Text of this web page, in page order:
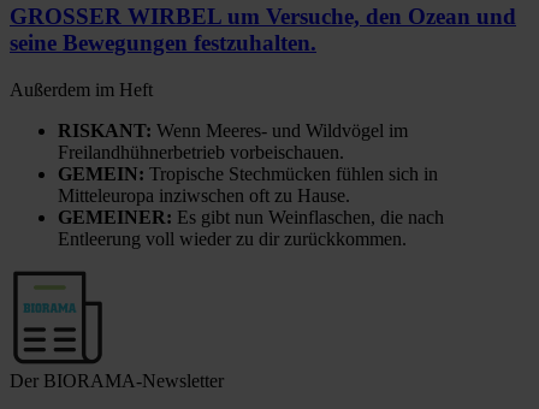
GROSSER WIRBEL um Versuche, den Ozean und
seine Bewegungen festzuhalten.
Außerdem im Heft
RISKANT: Wenn Meeres- und Wildvögel im
Freilandhühnerbetrieb vorbeischauen.
GEMEIN: Tropische Stechmücken fühlen sich in
Mitteleuropa inziwschen oft zu Hause.
GEMEINER: Es gibt nun Weinflaschen, die nach
Entleerung voll wieder zu dir zurückkommen.
Der BIORAMA-Newsletter